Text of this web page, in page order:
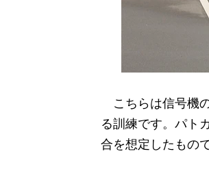
こちらは信号機
る訓練です。パト
合を想定したもので